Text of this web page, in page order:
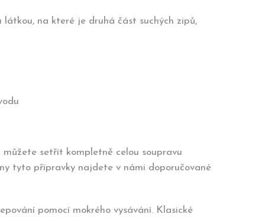
na které je druhá část suchých zipů,
setřít kompletně celou soupravu
tyto přípravky najdete v námi doporučované
pomocí mokrého vysávání. Klasické